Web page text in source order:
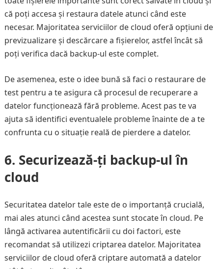
că poți accesa și restaura datele atunci când este
necesar. Majoritatea serviciilor de cloud oferă opțiuni de
previzualizare și descărcare a fișierelor, astfel încât să
poți verifica dacă backup-ul este complet.
De asemenea, este o idee bună să faci o restaurare de
test pentru a te asigura că procesul de recuperare a
datelor funcționează fără probleme. Acest pas te va
ajuta să identifici eventualele probleme înainte de a te
confrunta cu o situație reală de pierdere a datelor.
6. Securizează-ți backup-ul în
cloud
Securitatea datelor tale este de o importanță crucială,
mai ales atunci când acestea sunt stocate în cloud. Pe
lângă activarea autentificării cu doi factori, este
recomandat să utilizezi criptarea datelor. Majoritatea
serviciilor de cloud oferă criptare automată a datelor